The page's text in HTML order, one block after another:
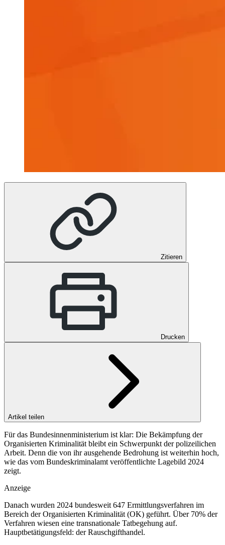
Zitieren
Drucken
Artikel teilen
Für das Bundesinnenministerium ist klar: Die Bekämpfung der
Organisierten Kriminalität bleibt ein Schwerpunkt der polizeilichen
Arbeit. Denn die von ihr ausgehende Bedrohung ist weiterhin hoch,
wie das vom Bundeskriminalamt veröffentlichte Lagebild 2024
zeigt.
Anzeige
Danach wurden 2024 bundesweit 647 Ermittlungsverfahren im
Bereich der Organisierten Kriminalität (OK) geführt. Über 70% der
Verfahren wiesen eine transnationale Tatbegehung auf.
Hauptbetätigungsfeld: der Rauschgifthandel.